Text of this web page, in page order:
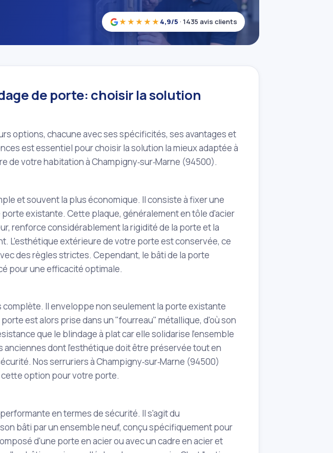
★★★★★4,9/5 · 1435 avis clients
de porte: choisir la solution
options, chacune avec ses spécificités, ses avantages et
est essentiel pour choisir la solution la mieux adaptée à
de votre habitation à Champigny‑sur‑Marne (94500).
et souvent la plus économique. Il consiste à fixer une
existante. Cette plaque, généralement en tôle d'acier
renforce considérablement la rigidité de la porte et la
L'esthétique extérieure de votre porte est conservée, ce
des règles strictes. Cependant, le bâti de la porte
pour une efficacité optimale.
Il enveloppe non seulement la porte existante
est alors prise dans un "fourreau" métallique, d'où son
que le blindage à plat car elle solidarise l'ensemble
anciennes dont l'esthétique doit être préservée tout en
Nos serruriers à Champigny‑sur‑Marne (94500)
option pour votre porte.
en termes de sécurité. Il s'agit du
bâti par un ensemble neuf, conçu spécifiquement pour
d'une porte en acier ou avec un cadre en acier et